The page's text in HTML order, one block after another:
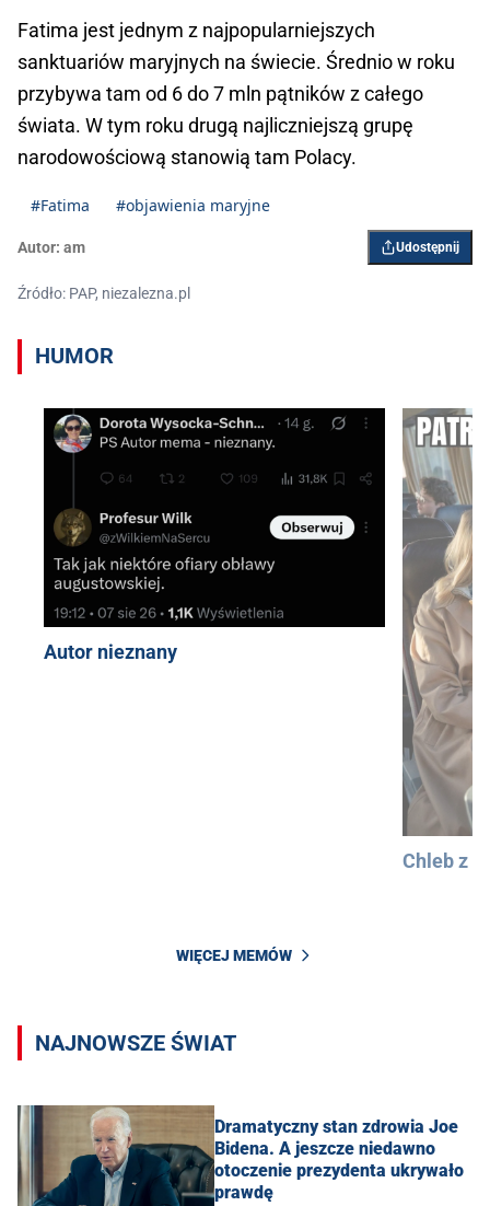
Fatima jest jednym z najpopularniejszych
sanktuariów maryjnych na świecie. Średnio w roku
przybywa tam od 6 do 7 mln pątników z całego
świata. W tym roku drugą najliczniejszą grupę
narodowościową stanowią tam Polacy.
#Fatima #objawienia maryjne
Autor: am Udostępnij
Źródło: PAP, niezalezna.pl
HUMOR
Autor nieznany
Chleb z
WIĘCEJ MEMÓW
NAJNOWSZE ŚWIAT
Dramatyczny stan zdrowia Joe
Bidena. A jeszcze niedawno
otoczenie prezydenta ukrywało
prawdę